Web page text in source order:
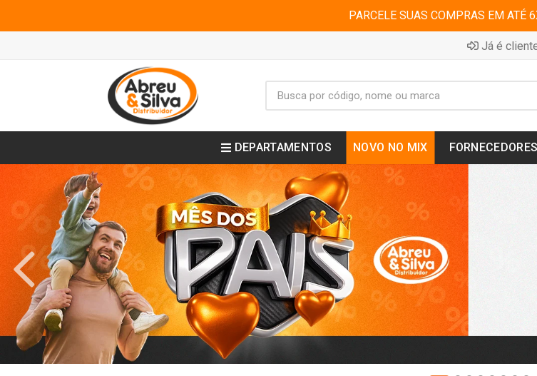
PARCELE SUAS COMPRAS EM ATÉ
Já é
DEPARTAMENTOS NOVO NO MIX FORNECEDORES